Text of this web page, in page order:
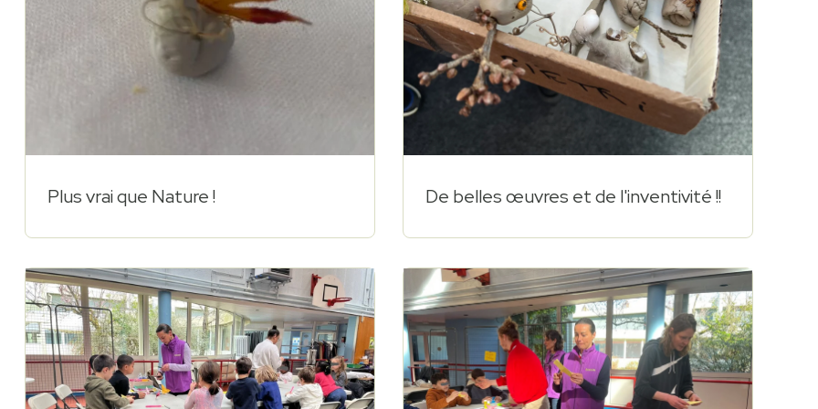
Plus vrai que Nature ! De belles œuvres et de l'inventivité !!
$219 $219